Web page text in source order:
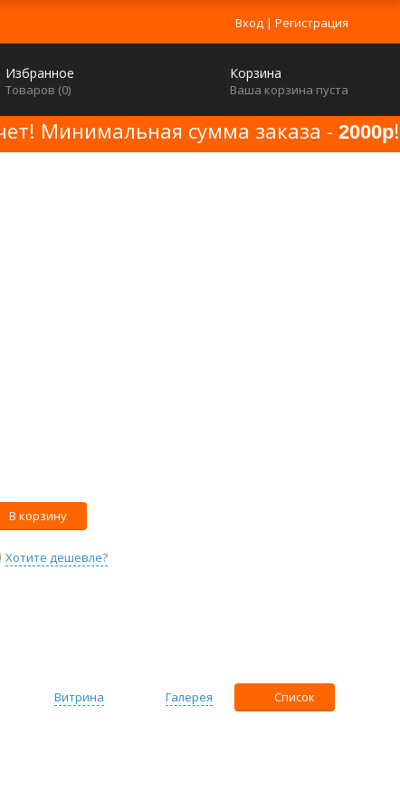
Вход | Регистрация
Избранное
Товаров (0)
Корзина
Ваша корзина пуста
Минимальная сумма заказа - 2000р!
В корзину
Хотите дешевле?
Список
Галерея
Витрина